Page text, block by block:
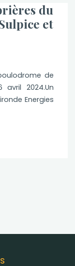
du
et
de
2024.Un
Energies